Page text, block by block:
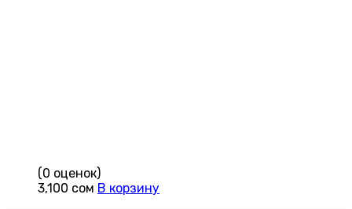
(0 оценок)
3,100 сом В корзину